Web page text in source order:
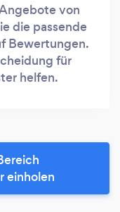
von
die passende
Bewertungen.
für
helfen.
einholen